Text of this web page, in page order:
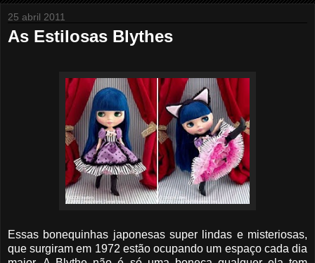
25 abril 2011
As Estilosas Blythes
Essas bonequinhas japonesas super lindas e misteriosas,
que surgiram em 1972 estão ocupando um espaço cada dia